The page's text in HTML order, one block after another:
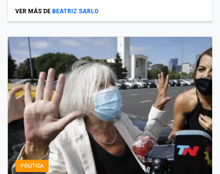
VER MÁS DE BEATRIZ SARLO
POLÍTICA